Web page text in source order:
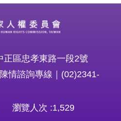
正區忠孝東路一段2號
情諮詢專線｜(02)2341-
瀏覽人次 1,529